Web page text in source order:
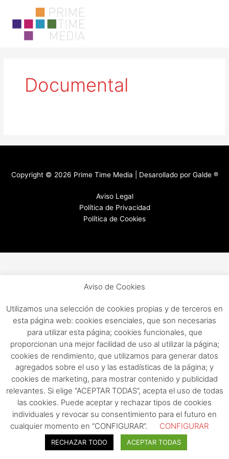
contenido
Documental
Copyright © 2026 Prime Time Media | Desarollado por Galde ®
Aviso Legal
Política de Privacidad
Política de Cookies
Aviso de Cookies
Utilizamos una selección de cookies propias y de terceros en
esta página web: cookies esenciales, que son necesarias
para utilizar esta página; cookies funcionales, que
proporcionan una mejor facilidad de uso al utilizar la página;
cookies de rendimiento, que utilizamos para generar datos
agregados sobre el uso y las estadísticas de la página; y
cookies de marketing, para mostrar contenido y publicidad
relevantes. Si elige “ACEPTAR TODAS”, acepta el uso de todas
las cookies. Puede aceptar y rechazar tipos de cookies
individuales y revocar su consentimiento para el futuro en
cualquier momento en “CONFIGURAR”.
CONFIGURAR
RECHAZAR TODO ACEPTAR TODAS